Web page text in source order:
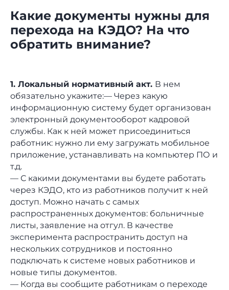
Какие документы нужны для
перехода на КЭДО? На что
обратить внимание?
1. Локальный нормативный акт. В нем
обязательно укажите:— Через какую
информационную систему будет организован
электронный документооборот кадровой
службы. Как к ней может присоединиться
работник: нужно ли ему загружать мобильное
приложение, устанавливать на компьютер ПО и
т.д.
— С какими документами вы будете работать
через КЭДО, кто из работников получит к ней
доступ. Можно начать с самых
распространенных документов: больничные
листы, заявление на отгул. В качестве
эксперимента распространить доступ на
нескольких сотрудников и постоянно
подключать к системе новых работников и
новые типы документов.
— Когда вы сообщите работникам о переходе